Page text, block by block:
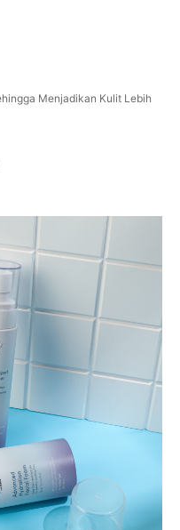
Menjadikan Kulit Lebih